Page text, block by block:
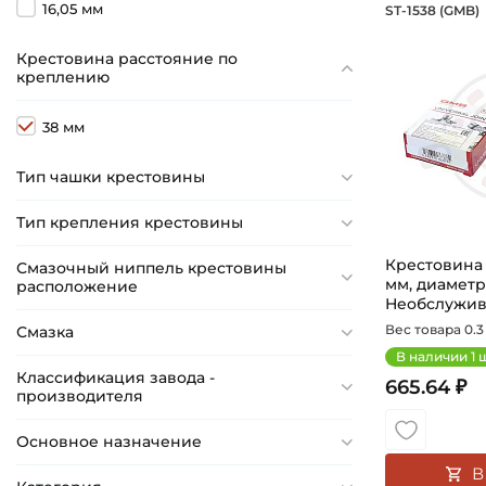
16,05 мм
Крестовина расстояние по
креплению
38 мм
Тип чашки крестовины
Тип крепления крестовины
Смазочный ниппель крестовины
расположение
Смазка
Классификация завода -
производителя
Основное назначение
ST-1538 (GMB)
Крестовина
мм,
Вес товара 0.3
В наличии 1
665.64 ₽